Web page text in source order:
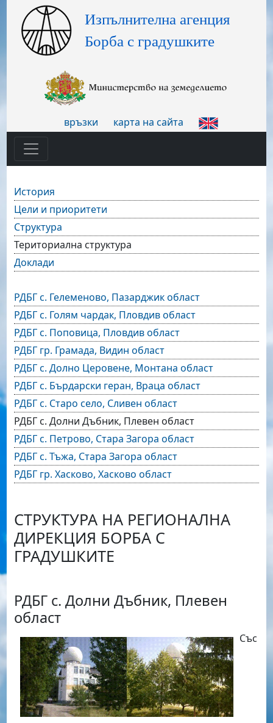
връзки карта на сайта
История
Цели и приоритети
Структура
Териториална структура
Доклади
РДБГ с. Гелеменово, Пазарджик област
РДБГ с. Голям чардак, Пловдив област
РДБГ с. Поповица, Пловдив област
РДБГ гр. Грамада, Видин област
РДБГ с. Долно Церовене, Монтана област
РДБГ с. Бърдарски геран, Враца област
РДБГ с. Старо село, Сливен област
РДБГ с. Долни Дъбник, Плевен област
РДБГ с. Петрово, Стара Загора област
РДБГ с. Тъжа, Стара Загора област
РДБГ гр. Хасково, Хасково област
СТРУКТУРА НА РЕГИОНАЛНА
ДИРЕКЦИЯ БОРБА С
ГРАДУШКИТЕ
РДБГ с. Долни Дъбник, Плевен
област
Със